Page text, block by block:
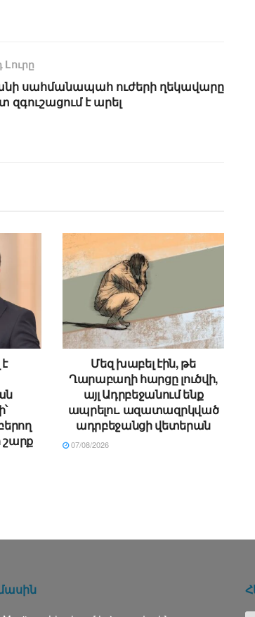
սահմանապահ ուժերի ղեկավարը
զգուշացում է արել
Մեզ խաբել էին, թե
Ղարաբաղի հարցը լուծվի,
այլ Ադրբեջանում ենք
ապրելու. ազատազրկված
ադրբեջանցի վետերան
07/08/2026